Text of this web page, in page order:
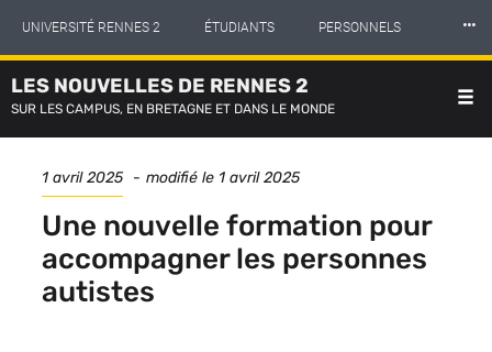
contenu
principal
UNIVERSITÉ RENNES 2 ÉTUDIANTS PERSONNELS
INTERNATIONAL PROFESSIONNELS
LES NOUVELLES DE RENNES 2
⸱⸱⸱
LES NOUVELLES DE RENNES 2
SUR LES CAMPUS, EN BRETAGNE ET DANS LE MONDE
Date
de
publication
1 avril 2025 modifié le 1 avril 2025
Une nouvelle formation pour
accompagner les personnes
autistes